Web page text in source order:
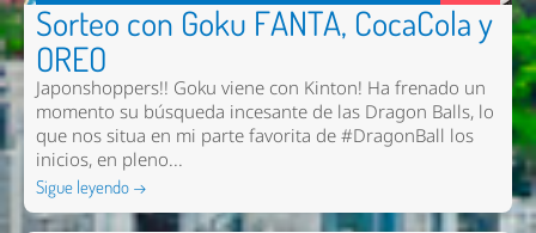
Sorteo con Goku FANTA, CocaCola y
OREO
Japonshoppers!! Goku viene con Kinton! Ha frenado un
momento su búsqueda incesante de las Dragon Balls, lo
que nos situa en mi parte favorita de #DragonBall los
inicios, en pleno...
Sigue leyendo →